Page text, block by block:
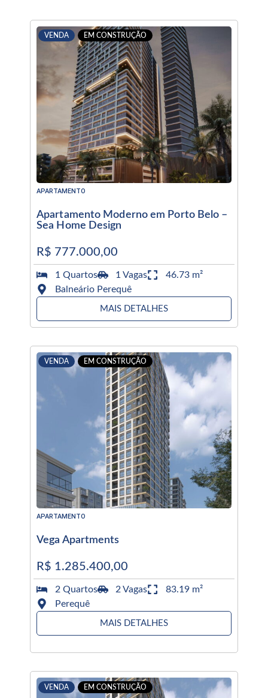
APARTAMENTO
Apartamento Moderno em Porto Belo –
Sea Home Design
R$ 777.000,00
1 Quartos 1 Vagas
46.73 m²
Balneário Perequê
MAIS DETALHES
VENDA EM CONSTRUÇÃO
APARTAMENTO
Vega Apartments
R$ 1.285.400,00
2 Quartos 2 Vagas
83.19 m²
Perequê
MAIS DETALHES
VENDA EM CONSTRUÇÃO
VENDA EM CONSTRUÇÃO